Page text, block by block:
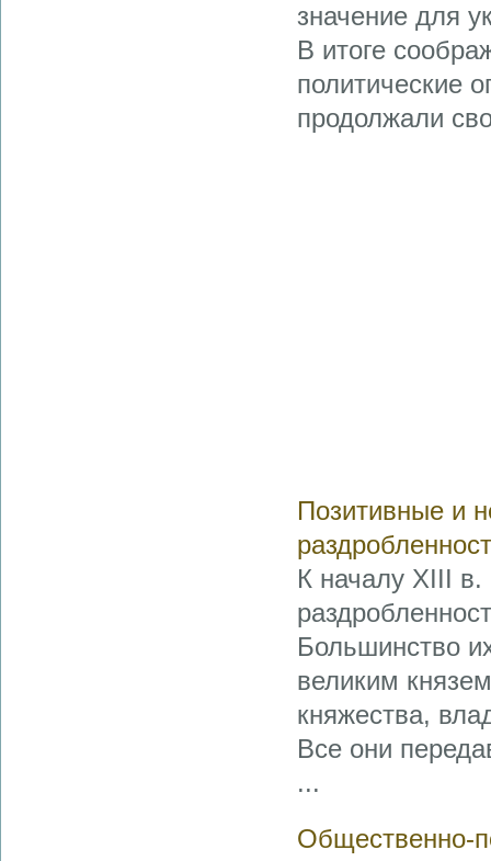
значение для
В итоге
политические
продолжали
Позитивные и
К началу XIII в.
Большинство
великим
княжества,
Все они
...
Общественно-